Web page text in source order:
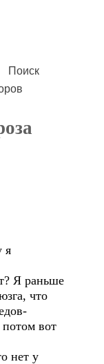
Поиск
я
Я раньше
что
вот
нет у